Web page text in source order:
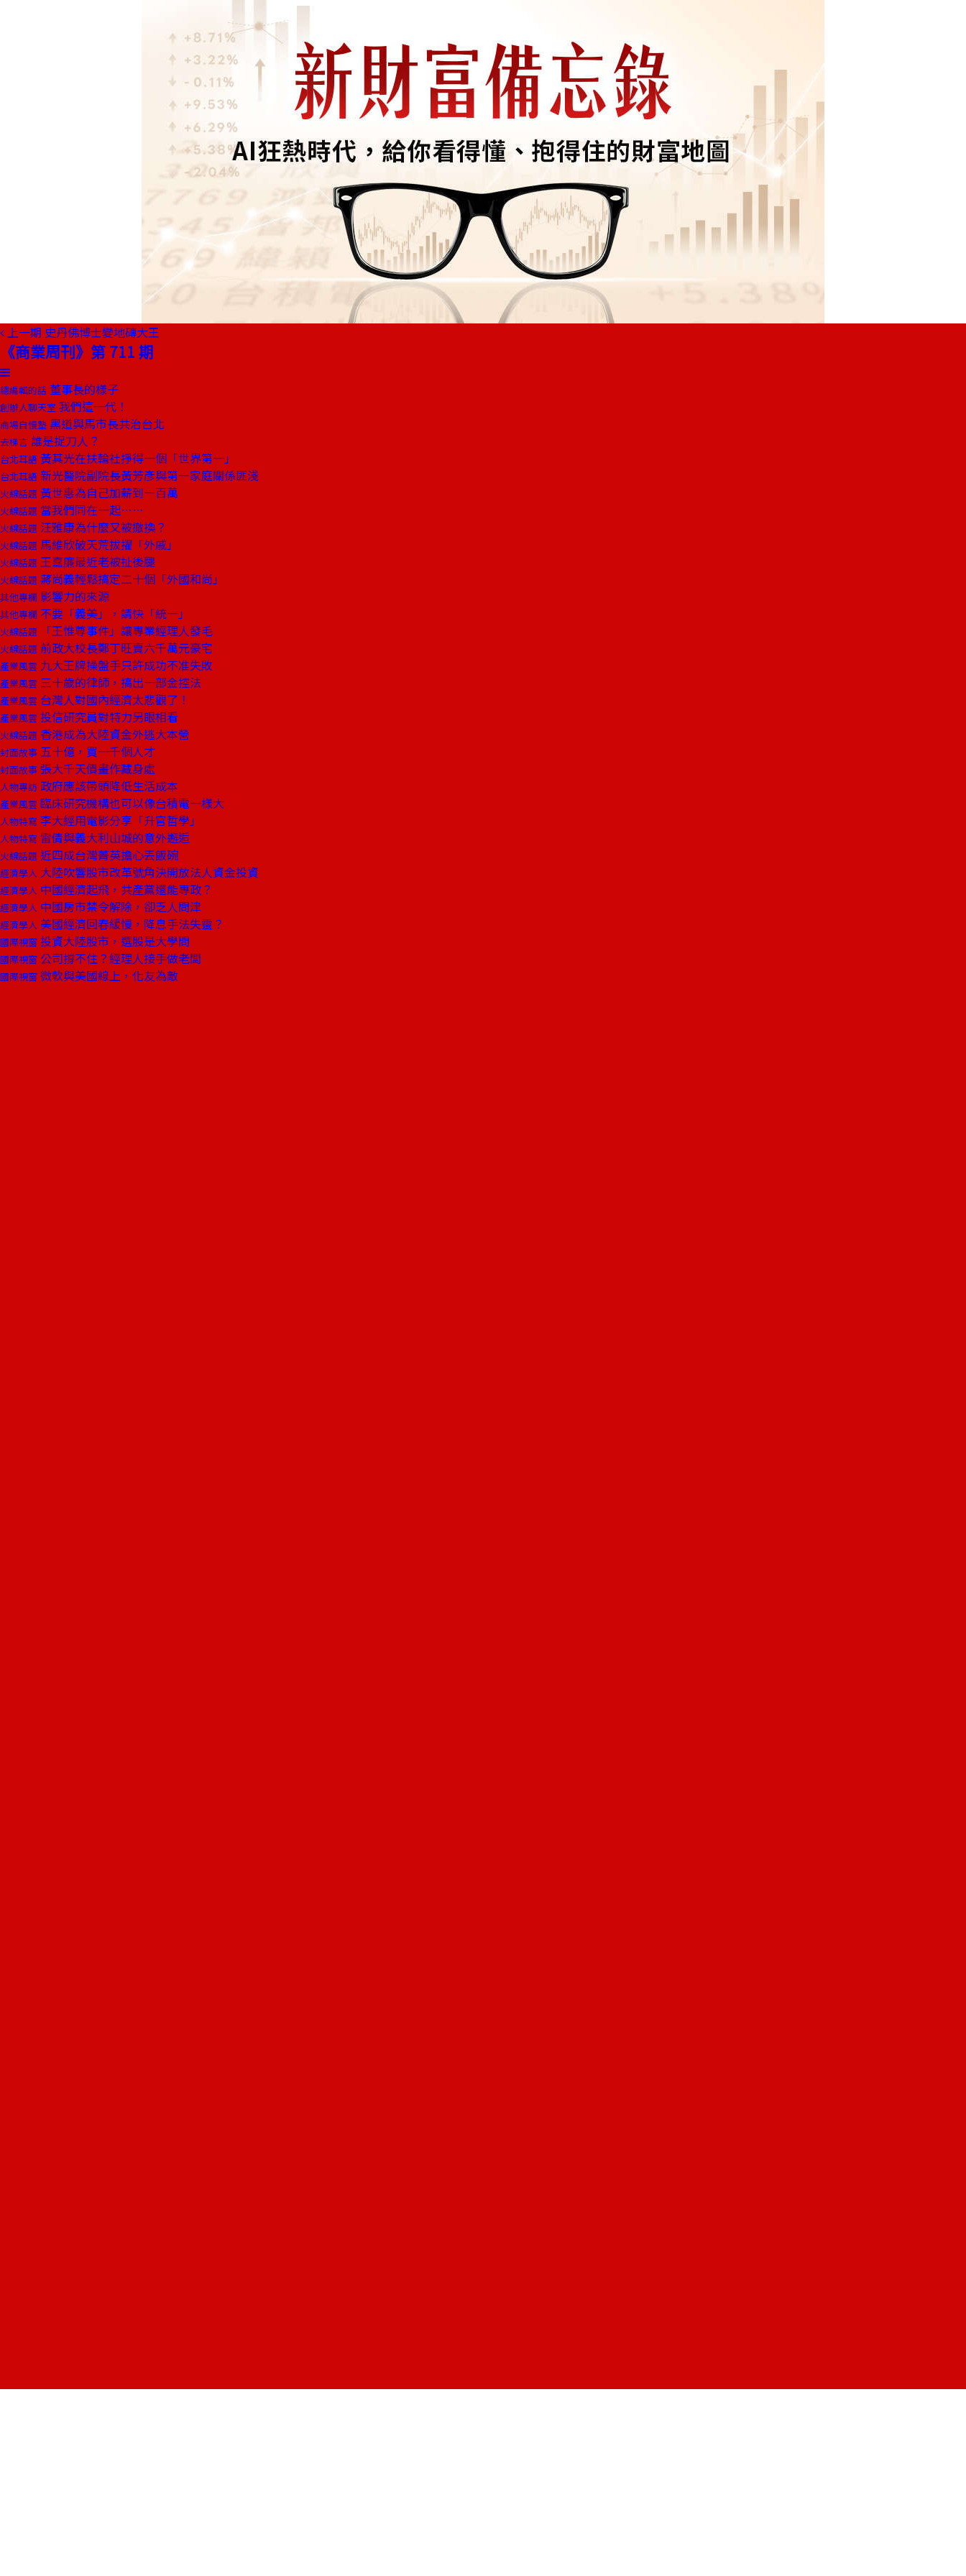
上一期 史丹佛博士變地磚大王
《商業周刊》第 711 期
總編輯的話 董事長的樣子
創辦人聊天室 我們這一代！
商場自慢塾 黑道與馬市長共治台北
去梯言 誰是捉刀人？
台北耳語 黃其光在扶輪社掙得一個「世界第一」
台北耳語 新光醫院副院長黃芳彥與第一家庭關係匪淺
火線話題 黃世惠為自己加薪到一百萬
火線話題 當我們同在一起……
火線話題 汪雅康為什麼又被撤換？
火線話題 馬維欣破天荒拔擢「外戚」
火線話題 王嘉廉最近老被扯後腿
火線話題 蔣尚義輕鬆搞定二十個「外國和尚」
其他專欄 影響力的來源
其他專欄 不要「義美」，請快「統一」
火線話題 「王惟尊事件」讓專業經理人發毛
火線話題 前政大校長鄭丁旺賣六千萬元豪宅
產業風雲 九大王牌操盤手只許成功不准失敗
產業風雲 三十歲的律師，搞出一部金控法
產業風雲 台灣人對國內經濟太悲觀了！
產業風雲 投信研究員對特力另眼相看
火線話題 香港成為大陸資金外逃大本營
封面故事 五十億，買一千個人才
封面故事 張大千天價畫作藏身處
人物專訪 政府應該帶頭降低生活成本
產業風雲 臨床研究機構也可以像台積電一樣大
人物特寫 李大經用電影分享「升官哲學」
人物特寫 雷倩與義大利山城的意外邂逅
火線話題 近四成台灣菁英擔心丟飯碗
經濟學人 大陸吹響股市改革號角決開放法人資金投資
經濟學人 中國經濟起飛，共產黨還能專政？
經濟學人 中國房市禁令解除，卻乏人問津
經濟學人 美國經濟回春緩慢，降息手法失靈？
國際視窗 投資大陸股市，選股是大學問
國際視窗 公司撐不住？經理人接手做老闆
國際視窗 微軟與美國線上，化友為敵